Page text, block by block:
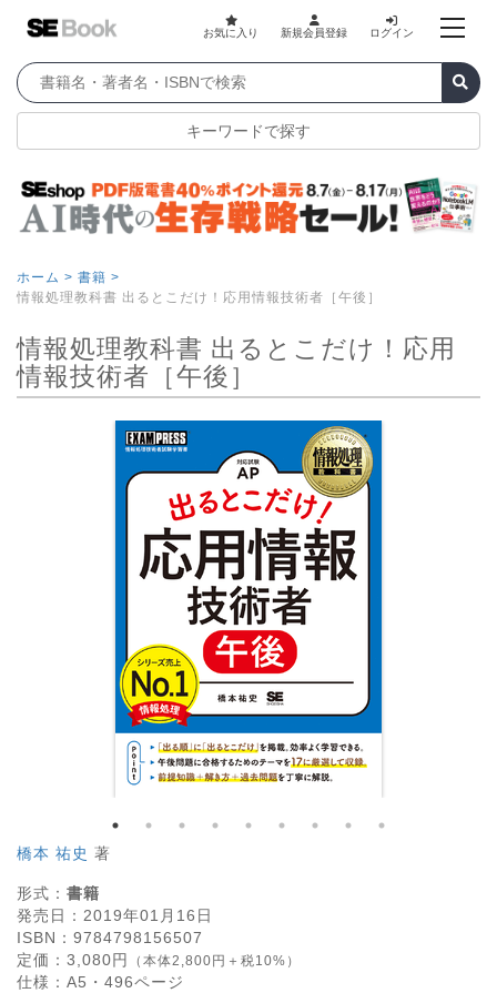
お気に入り 新規会員登録 ログイン
キーワードで探す
ホーム > 書籍 >
情報処理教科書 出るとこだけ！応用情報技術者［午後］
情報処理教科書 出るとこだけ！応用
情報技術者［午後］
橋本 祐史 著
形式： 書籍
発売日： 2019年01月16日
ISBN： 9784798156507
定価： 3,080円 （本体2,800円＋税10%）
仕様： A5・ 496ページ